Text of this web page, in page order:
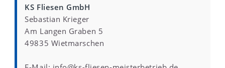
KS Fliesen GmbH
Sebastian Krieger
Am Langen Graben 5
49835 Wietmarschen